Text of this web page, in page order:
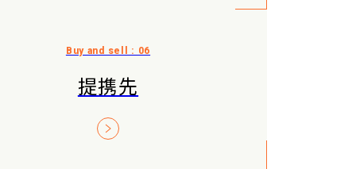
提携先